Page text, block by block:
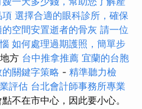
項 選擇合適的眼科診所，確保
空間安置逝者的骨灰 請一位
如何處理過期護照，簡單步
方 台中推拿推薦 宜蘭的台胞
關鍵字策略 - 精準聽力檢
評估 台北會計師事務所專業
不在市中心，因此要小心。